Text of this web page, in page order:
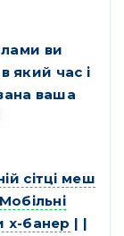
ви
який час і
ваша
сітці меш
Мобільні
х-банер | |